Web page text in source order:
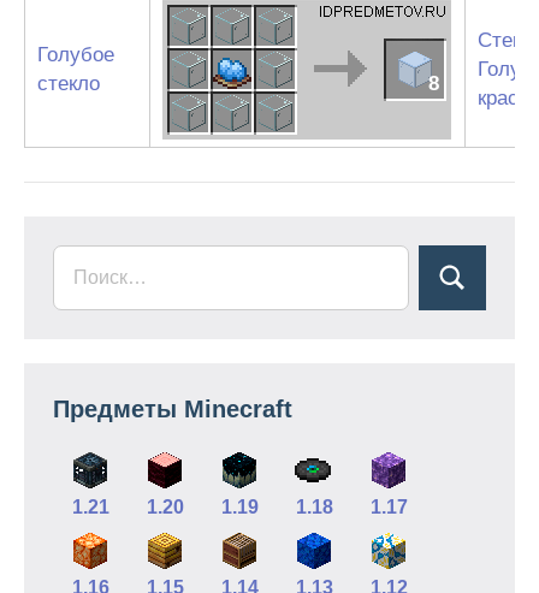
Голубое
стекло
8
Предметы Minecraft
1.21 1.20 1.19 1.18 1.17
1.16 1.15 1.14 1.13 1.12